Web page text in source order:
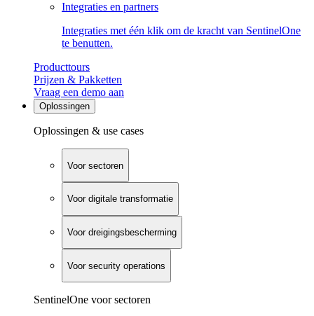
Integraties en partners
Integraties met één klik om de kracht van SentinelOne
te benutten.
Producttours
Prijzen & Pakketten
Vraag een demo aan
Oplossingen
Oplossingen & use cases
Voor sectoren
Voor digitale transformatie
Voor dreigingsbescherming
Voor security operations
SentinelOne voor sectoren